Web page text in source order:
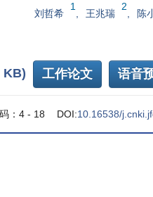
刘哲希
1
, 王兆瑞
2
陈
KB) 工作论文 语音
码：4 - 18 DOI:10.16538/